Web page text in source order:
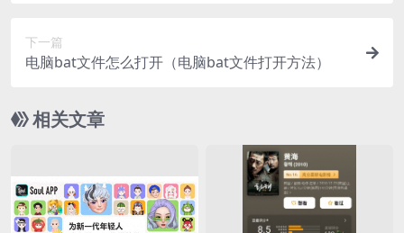
下一篇
电脑bat文件怎么打开（电脑bat文件打开方法）
相关文章